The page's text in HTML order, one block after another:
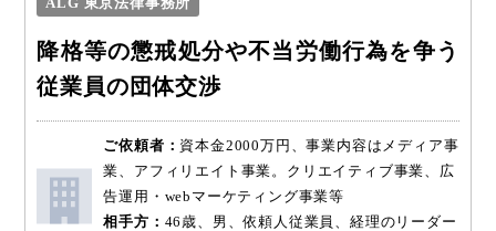
降格等の懲戒処分や不当労働行為を争う
従業員の団体交渉
ご依頼者： 資本金2000万円、事業内容はメディア事
業、アフィリエイト事業。クリエイティブ事業、広
告運用・webマーケティング事業等
相手方： 46歳、男、依頼人従業員、経理のリーダー